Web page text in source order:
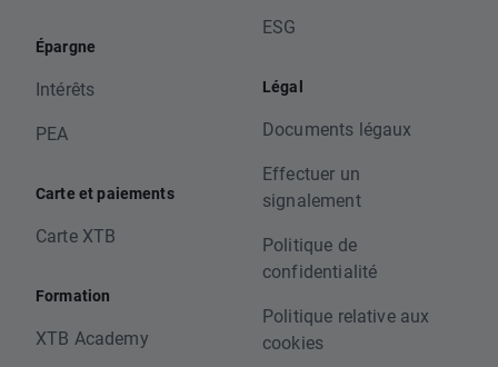
Épargne
Intérêts
PEA
Carte et paiements
Carte XTB
Formation
XTB Academy
ESG
Légal
Documents légaux
Effectuer un
signalement
Politique de
confidentialité
Politique relative aux
cookies